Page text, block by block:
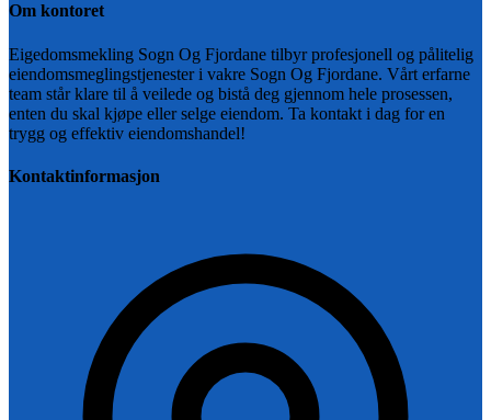
Om kontoret
Eigedomsmekling Sogn Og Fjordane tilbyr profesjonell og pålitelig
eiendomsmeglingstjenester i vakre Sogn Og Fjordane. Vårt erfarne
team står klare til å veilede og bistå deg gjennom hele prosessen,
enten du skal kjøpe eller selge eiendom. Ta kontakt i dag for en
trygg og effektiv eiendomshandel!
Kontaktinformasjon